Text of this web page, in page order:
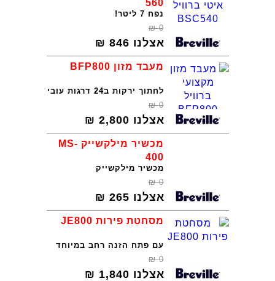
560
נפח 7 ליטר!
0
₪
אצלנו 846
₪
מעבד מזון BFP800
לחתוך ירקות ב24 דרגות עובי
0
₪
אצלנו 2,800
₪
מכשיר מילקשייק MS-
400
מכשיר מילקשייק
0
₪
אצלנו 265
₪
מסחטת פירות JE800
עם פתח הזנה רחב במיוחד
0
₪
אצלנו 1,840
₪